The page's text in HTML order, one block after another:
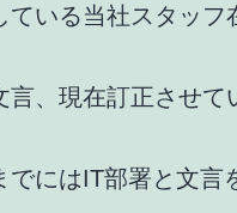
いる当社スタッフ
、現在訂正させて
にはIT部署と文言